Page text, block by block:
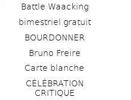
Battle Waacking
bimestriel gratuit
BOURDONNER
Bruno Freire
Carte blanche
CÉLÉBRATION
CRITIQUE